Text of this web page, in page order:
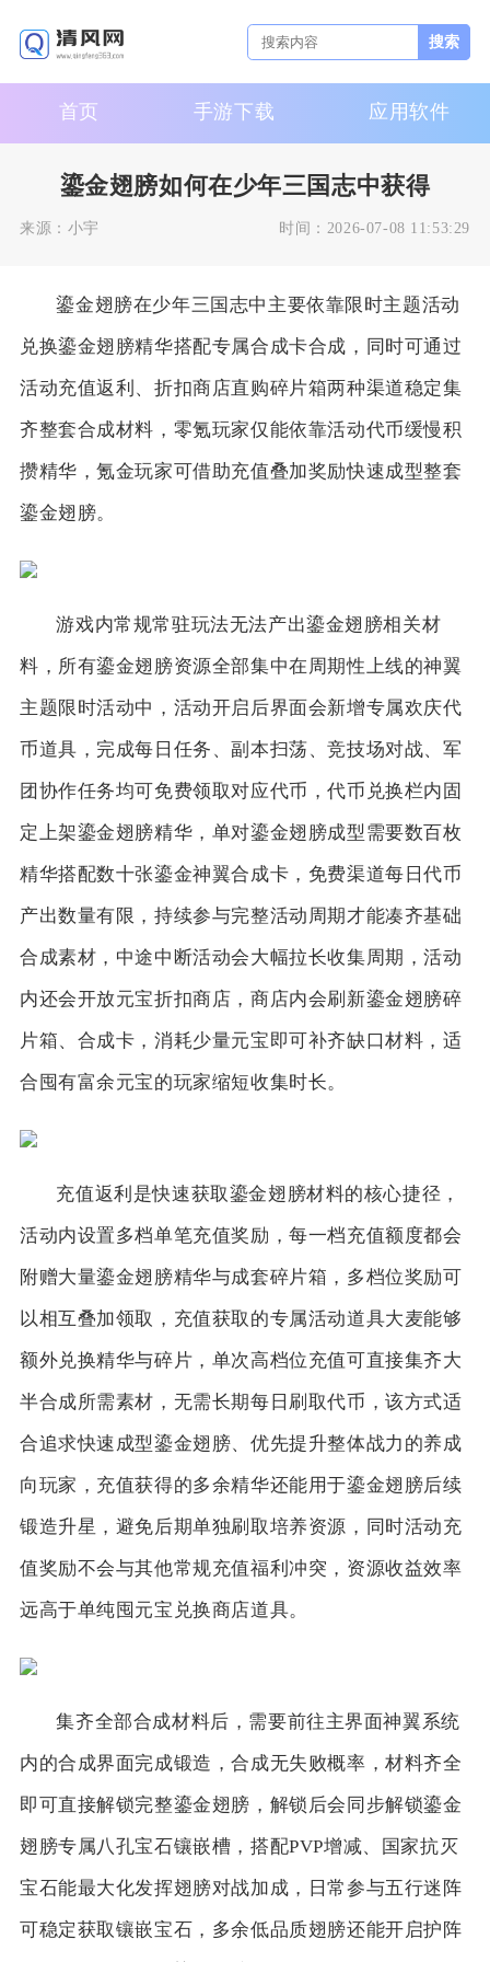
搜索
首页 手游下载 应用软件
鎏金翅膀如何在少年三国志中获得
来源： 小宇 时间： 2026-07-08 11:53:29
鎏金翅膀在少年三国志中主要依靠限时主题活动
兑换鎏金翅膀精华搭配专属合成卡合成，同时可通过
活动充值返利、折扣商店直购碎片箱两种渠道稳定集
齐整套合成材料，零氪玩家仅能依靠活动代币缓慢积
攒精华，氪金玩家可借助充值叠加奖励快速成型整套
鎏金翅膀。
游戏内常规常驻玩法无法产出鎏金翅膀相关材
料，所有鎏金翅膀资源全部集中在周期性上线的神翼
主题限时活动中，活动开启后界面会新增专属欢庆代
币道具，完成每日任务、副本扫荡、竞技场对战、军
团协作任务均可免费领取对应代币，代币兑换栏内固
定上架鎏金翅膀精华，单对鎏金翅膀成型需要数百枚
精华搭配数十张鎏金神翼合成卡，免费渠道每日代币
产出数量有限，持续参与完整活动周期才能凑齐基础
合成素材，中途中断活动会大幅拉长收集周期，活动
内还会开放元宝折扣商店，商店内会刷新鎏金翅膀碎
片箱、合成卡，消耗少量元宝即可补齐缺口材料，适
合囤有富余元宝的玩家缩短收集时长。
充值返利是快速获取鎏金翅膀材料的核心捷径，
活动内设置多档单笔充值奖励，每一档充值额度都会
附赠大量鎏金翅膀精华与成套碎片箱，多档位奖励可
以相互叠加领取，充值获取的专属活动道具大麦能够
额外兑换精华与碎片，单次高档位充值可直接集齐大
半合成所需素材，无需长期每日刷取代币，该方式适
合追求快速成型鎏金翅膀、优先提升整体战力的养成
向玩家，充值获得的多余精华还能用于鎏金翅膀后续
锻造升星，避免后期单独刷取培养资源，同时活动充
值奖励不会与其他常规充值福利冲突，资源收益效率
远高于单纯囤元宝兑换商店道具。
集齐全部合成材料后，需要前往主界面神翼系统
内的合成界面完成锻造，合成无失败概率，材料齐全
即可直接解锁完整鎏金翅膀，解锁后会同步解锁鎏金
翅膀专属八孔宝石镶嵌槽，搭配PVP增减、国家抗灭
宝石能最大化发挥翅膀对战加成，日常参与五行迷阵
可稳定获取镶嵌宝石，多余低品质翅膀还能开启护阵